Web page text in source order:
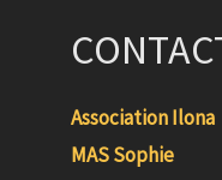
Association Ilona
MAS Sophie